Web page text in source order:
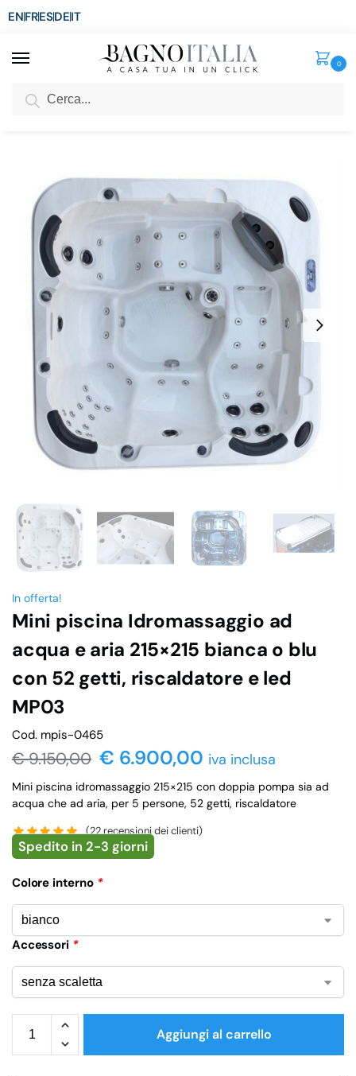
ENFRESDEIT
0
SCONTO del 3%
In offerta!
Mini piscina Idromassaggio ad
acqua e aria 215×215 bianca o blu
con 52 getti, riscaldatore e led
MP03
Cod. mpis-0465
€9.150,00 € 6.900,00 iva inclusa
Mini piscina idromassaggio 215×215 con doppia pompa sia ad
acqua che ad aria, per 5 persone, 52 getti, riscaldatore
(22recensioni dei clienti)
Spedito in 2-3 giorni
Colore interno *
Accessori *
Aggiungi al carrello